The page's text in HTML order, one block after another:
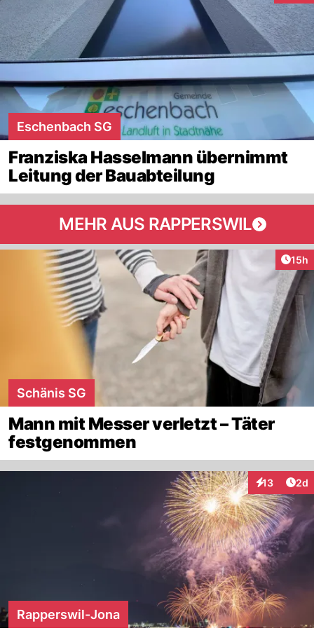
Eschenbach SG
Franziska Hasselmann übernimmt
Leitung der Bauabteilung
MEHR AUS RAPPERSWIL
15h
Schänis SG
Mann mit Messer verletzt – Täter
festgenommen
13
Interaktionen
2d
Rapperswil-Jona